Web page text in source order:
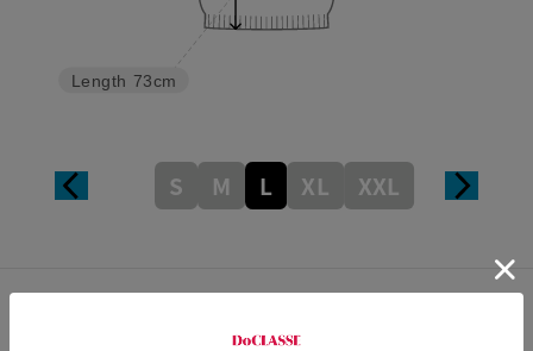
Length 73cm
S M L XL XXL
カスタマーレビュー